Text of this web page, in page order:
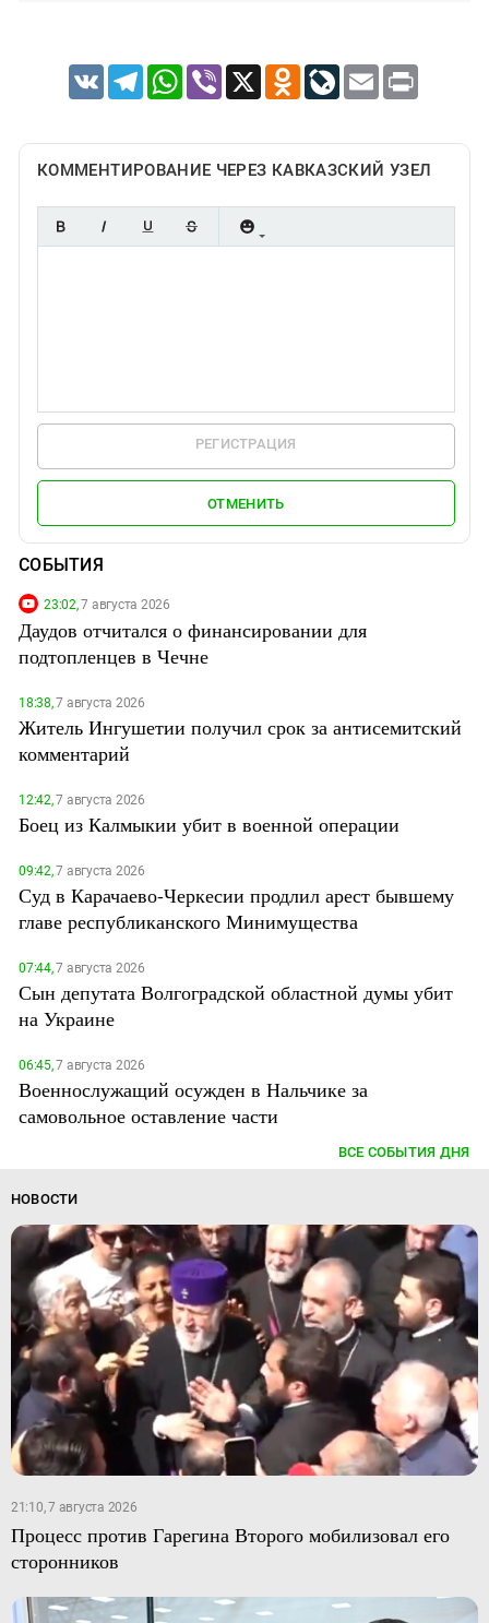
VK TelegramWhatsApp
Viber X Odnoklassniki
LiveJournal
Email Print
КОММЕНТИРОВАНИЕ ЧЕРЕЗ КАВКАЗСКИЙ УЗЕЛ
РЕГИСТРАЦИЯ
ОТМЕНИТЬ
СОБЫТИЯ
23:02,7 августа 2026
Даудов отчитался о финансировании для
подтопленцев в Чечне
18:38,7 августа 2026
Житель Ингушетии получил срок за антисемитский
комментарий
12:42,7 августа 2026
Боец из Калмыкии убит в военной операции
09:42,7 августа 2026
Суд в Карачаево-Черкесии продлил арест бывшему
главе республиканского Минимущества
07:44,7 августа 2026
Сын депутата Волгоградской областной думы убит
на Украине
06:45,7 августа 2026
Военнослужащий осужден в Нальчике за
самовольное оставление части
ВСЕ СОБЫТИЯ ДНЯ
НОВОСТИ
21:10, 7 августа 2026
Процесс против Гарегина Второго мобилизовал его
сторонников